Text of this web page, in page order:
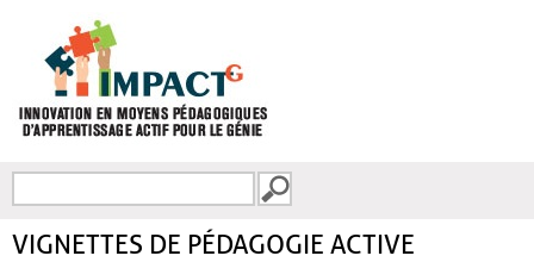
FORMULAIRE DE
VIGNETTES DE PÉDAGOGIE ACTIVE